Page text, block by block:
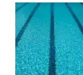
Fossés –
Tarifs et Infos –